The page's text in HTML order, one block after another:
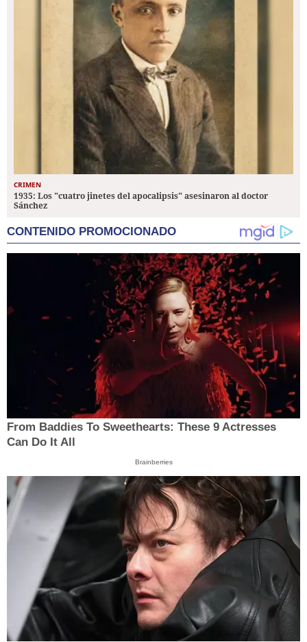
CRIMEN
1935: Los "cuatro jinetes del apocalipsis" asesinaron al doctor
Sánchez
CONTENIDO PROMOCIONADO
From Baddies To Sweethearts: These 9 Actresses
Can Do It All
Brainberries